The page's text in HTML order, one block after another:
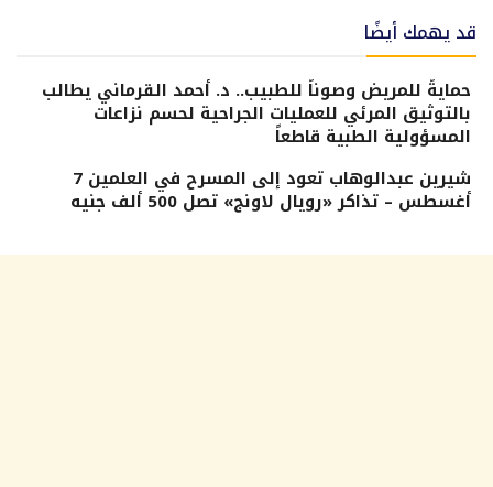
قد يهمك أيضًا
حمايةً للمريض وصوناً للطبيب.. د. أحمد القرماني يطالب
بالتوثيق المرئي للعمليات الجراحية لحسم نزاعات
المسؤولية الطبية قاطعاً
شيرين عبدالوهاب تعود إلى المسرح في العلمين 7
أغسطس – تذاكر «رويال لاونج» تصل 500 ألف جنيه